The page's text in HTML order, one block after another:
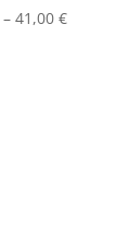
–41,00€